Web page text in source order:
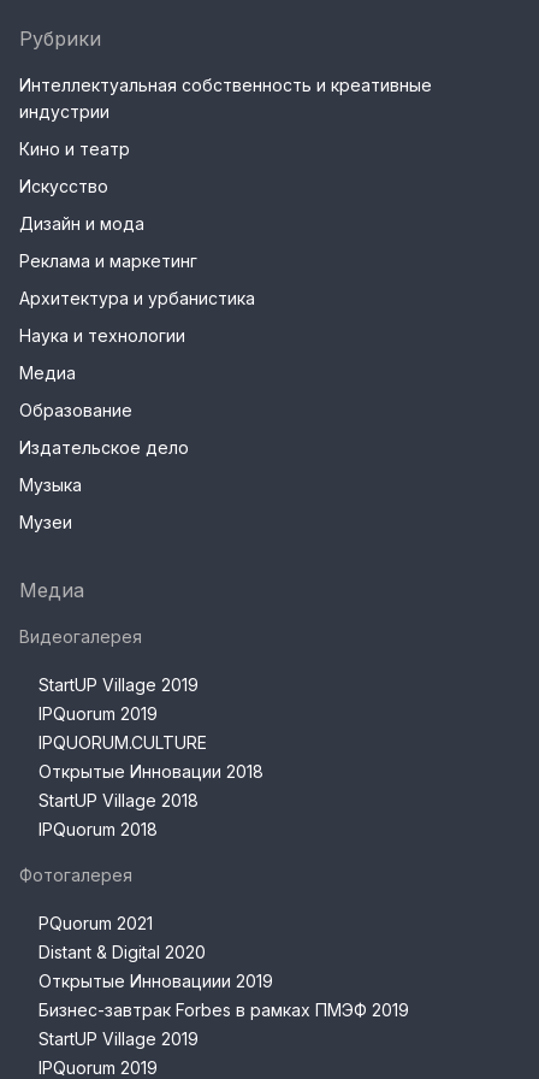
Рубрики
Интеллектуальная собственность и креативные
индустрии
Кино и театр
Искусство
Дизайн и мода
Реклама и маркетинг
Архитектура и урбанистика
Наука и технологии
Медиа
Образование
Издательское дело
Музыка
Музеи
Медиа
Видеогалерея
StartUP Village 2019
IPQuorum 2019
IPQUORUM.CULTURE
Открытые Инновации 2018
StartUP Village 2018
IPQuorum 2018
Фотогалерея
PQuorum 2021
Distant & Digital 2020
Открытые Инновациии 2019
Бизнес-завтрак Forbes в рамках ПМЭФ 2019
StartUP Village 2019
IPQuorum 2019